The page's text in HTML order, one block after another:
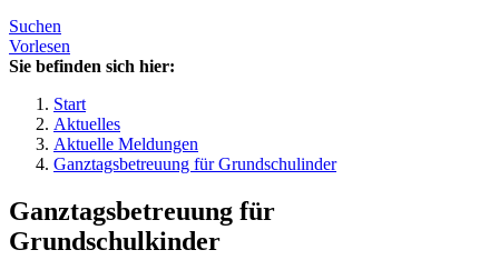
Suchen
Vorlesen
Sie befinden sich hier:
Start
Aktuelles
Aktuelle Meldungen
Ganztagsbetreuung für Grundschulinder
Ganztagsbetreuung für
Grundschulkinder